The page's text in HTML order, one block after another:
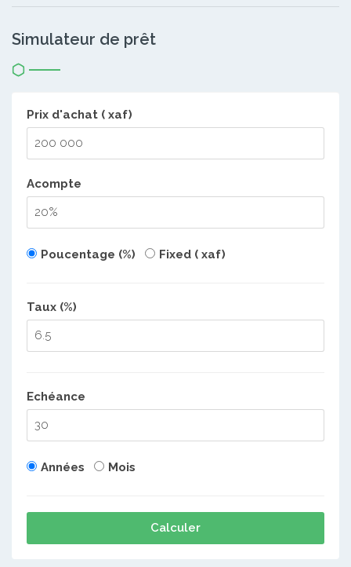
Simulateur de prêt
Prix d'achat ( xaf)
Acompte
Poucentage (%) Fixed ( xaf)
Taux (%)
Echéance
Années Mois
Calculer